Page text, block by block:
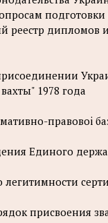
реестр
1978 года
правовоi
Единого
легитимности
присвоения